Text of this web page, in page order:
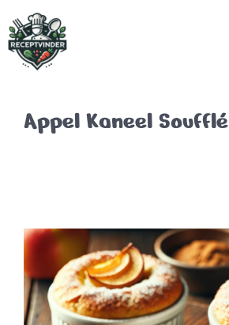
Appel Kaneel Soufflé